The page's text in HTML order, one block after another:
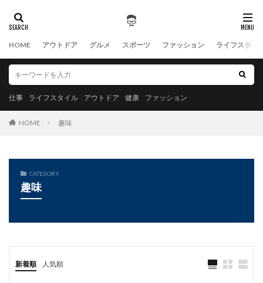
HOME アウトドア グルメ スポーツ ファッション ライフスタイ
仕事 ライフスタイル アウトドア 健康 ファッション
HOME 趣味
CATEGORY
趣味
新着順 人気順